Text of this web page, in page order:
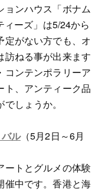
ョンハウス「ボナム
ーズ」は5/24から
定がない方でも、オ
訪ねる事が出来ます
コンテンポラリーア
ト、アンティーク品
しょうか。
ル（5月2日～6月
ートとグルメの体験
催中です。香港と海